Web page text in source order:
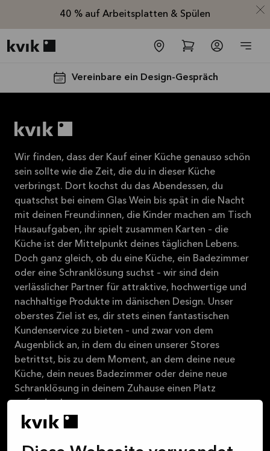
40 % auf Arbeitsplatten & Spülen
Vereinbare ein Design-Gespräch
Spare jetzt 40
% auf alle
Arbeitsplatten
und Spülen*
2026-08-31
Mehr
lesen
Wir finden, dass der Kauf einer Küche genauso schön
sein sollte wie die Zeit, die du in dieser Küche
verbringst. Dort kochst du das Abendessen, du
quatschst bei einem Glas Wein bis spät in die Nacht
mit deinen Freund:innen, die Kinder machen am Tisch
Hausaufgaben, ihr spielt zusammen Karten – die
Küche ist der Mittelpunkt deines täglichen Lebens.
Doch ganz gleich, ob du eine Küche, ein Badezimmer
oder eine Schranklösung suchst – wir sind dein
verlässlicher Partner für attraktive, hochwertige und
nachhaltige Produkte im dänischen Design. Unser
oberstes Ziel ist es, dir stets einen fantastischen
Kundenservice zu bieten – und zwar von dem
Augenblick an, in dem du einen unserer Stores
betrittst, bis zu dem Moment, an dem deine neue
Küche, dein neues Badezimmer oder deine neue
Schranklösung in deinem Zuhause einen Platz